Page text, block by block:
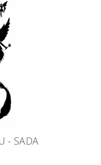
- SADA